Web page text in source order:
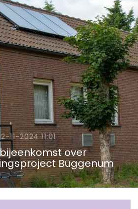
11-2024 11:01
over
Buggenum